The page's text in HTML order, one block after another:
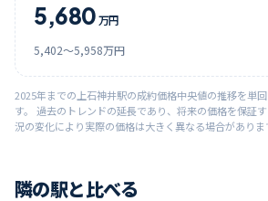
5,680 万円
5,402〜5,958万円
2025年までの 上石神井駅の成約価格中央値の推移を単
す。 過去のトレンドの延長であり、将来の価格を保証
況の変化により実際の価格は大きく異なる場合がありま
隣の駅と比べる